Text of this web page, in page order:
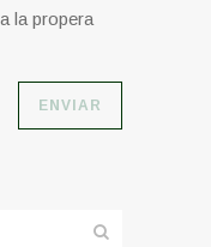
la propera